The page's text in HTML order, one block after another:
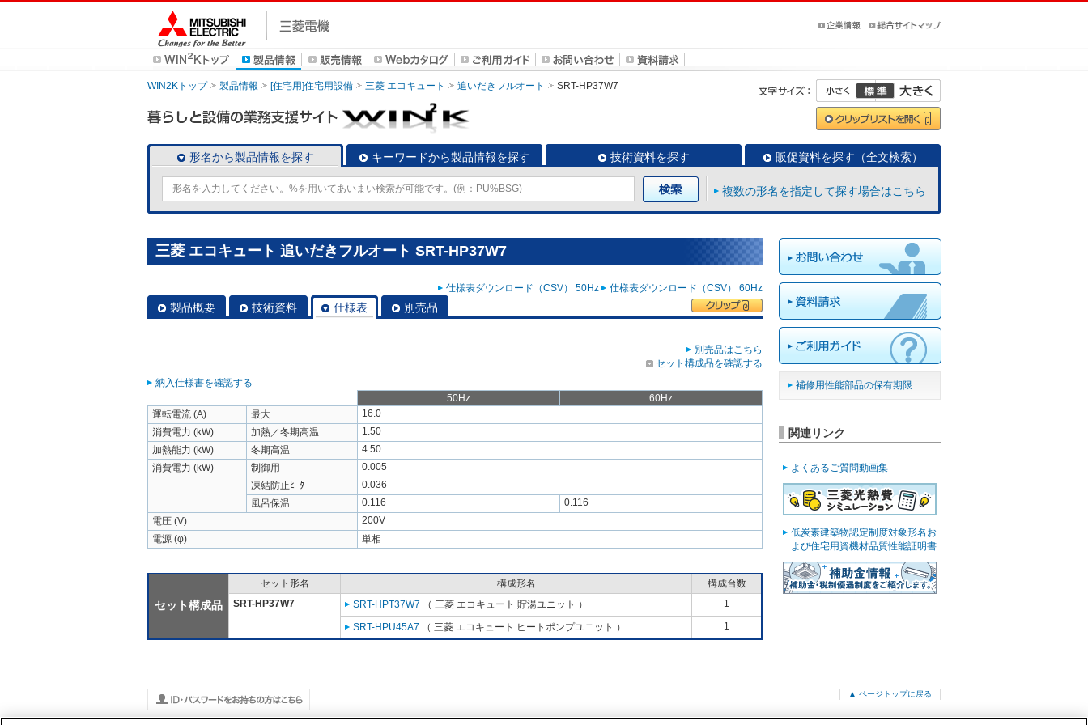
WIN2Kトップ 製品情報 [住宅用]住宅用設備 三菱 エコキュート 追いだきフルオート SRT-HP37W7
形名から製品情報を探す キーワードから製品情報を探す 技術資料を探す 販促資料を探す（全文検索）
複数の形名を指定して探す場合はこちら
三菱 エコキュート 追いだきフルオート SRT-HP37W7
仕様表ダウンロード（CSV） 50Hz 仕様表ダウンロード（CSV） 60Hz
製品概要 技術資料 仕様表 別売品
別売品はこちら
セット構成品を確認する
納入仕様書を確認する
50Hz
60Hz
運転電流 (A)
最大
16.0
消費電力 (kW)
加熱／冬期高温
1.50
加熱能力 (kW)
冬期高温
4.50
消費電力 (kW)
制御用
0.005
凍結防止ﾋｰﾀｰ
0.036
風呂保温
0.116
0.116
電圧 (V)
200V
電源 (φ)
単相
セット構成品
セット形名 構成形名
構成台数
SRT-HP37W7
SRT-HPT37W7 （ 三菱 エコキュート 貯湯ユニット ） 1
SRT-HPU45A7 （ 三菱 エコキュート ヒートポンプユニット ） 1
補修用性能部品の保有期限
関連リンク
よくあるご質問動画集
低炭素建築物認定制度対象形名お
よび住宅用資機材品質性能証明書
▲ ページトップに戻る